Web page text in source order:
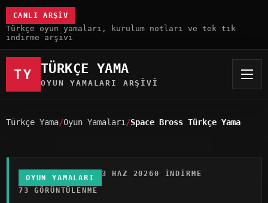
CANLI ARŞIV
Türkçe oyun yamaları, kurulum notları ve tek tık
indirme arşivi
TY TÜRKÇE YAMA
OYUN YAMALARI ARŞIVI
Türkçe Yama Oyun Yamaları Space Bross Türkçe Yama
OYUN YAMALARI 3 HAZ 20260 INDIRME
73 GÖRÜNTÜLENME